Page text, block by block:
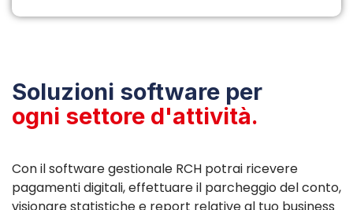
Soluzioni software per
ogni settore d'attività.
Con il software gestionale RCH potrai ricevere
pagamenti digitali, effettuare il parcheggio del conto,